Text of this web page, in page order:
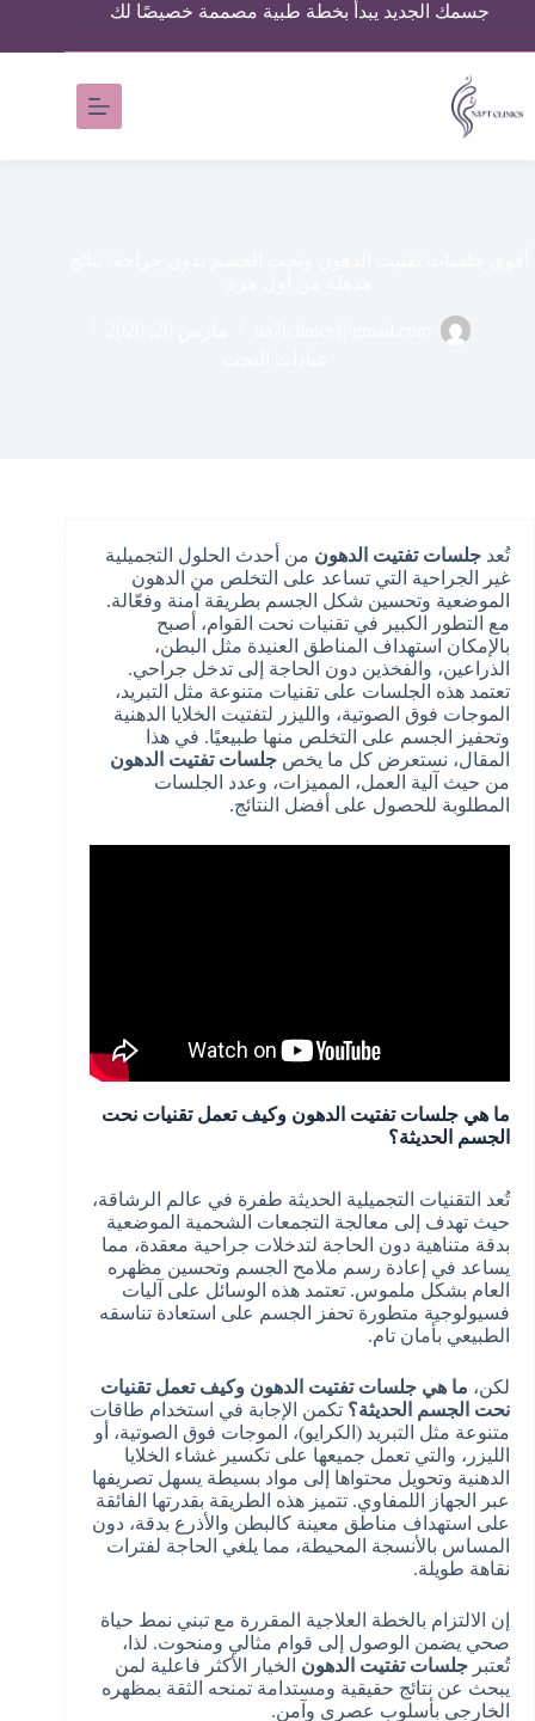
جسمك الجديد يبدأ بخطة طبية مصممة خصيصًا لك
تُعد جلسات تفتيت الدهون من أحدث الحلول التجميلية
غير الجراحية التي تساعد على التخلص من الدهون
الموضعية وتحسين شكل الجسم بطريقة آمنة وفعّالة.
مع التطور الكبير في تقنيات نحت القوام، أصبح
بالإمكان استهداف المناطق العنيدة مثل البطن،
الذراعين، والفخذين دون الحاجة إلى تدخل جراحي.
تعتمد هذه الجلسات على تقنيات متنوعة مثل التبريد،
الموجات فوق الصوتية، والليزر لتفتيت الخلايا الدهنية
وتحفيز الجسم على التخلص منها طبيعيًا. في هذا
المقال، نستعرض كل ما يخص جلسات تفتيت الدهون
من حيث آلية العمل، المميزات، وعدد الجلسات
المطلوبة للحصول على أفضل النتائج.
ما هي جلسات تفتيت الدهون وكيف تعمل تقنيات نحت
الجسم الحديثة؟
تُعد التقنيات التجميلية الحديثة طفرة في عالم الرشاقة،
حيث تهدف إلى معالجة التجمعات الشحمية الموضعية
بدقة متناهية دون الحاجة لتدخلات جراحية معقدة، مما
يساعد في إعادة رسم ملامح الجسم وتحسين مظهره
العام بشكل ملموس. تعتمد هذه الوسائل على آليات
فسيولوجية متطورة تحفز الجسم على استعادة تناسقه
الطبيعي بأمان تام.
لكن، ما هي جلسات تفتيت الدهون وكيف تعمل تقنيات
نحت الجسم الحديثة؟ تكمن الإجابة في استخدام طاقات
متنوعة مثل التبريد (الكرايو)، الموجات فوق الصوتية، أو
الليزر، والتي تعمل جميعها على تكسير غشاء الخلايا
الدهنية وتحويل محتواها إلى مواد بسيطة يسهل تصريفها
عبر الجهاز اللمفاوي. تتميز هذه الطريقة بقدرتها الفائقة
على استهداف مناطق معينة كالبطن والأذرع بدقة، دون
المساس بالأنسجة المحيطة، مما يلغي الحاجة لفترات
نقاهة طويلة.
إن الالتزام بالخطة العلاجية المقررة مع تبني نمط حياة
صحي يضمن الوصول إلى قوام مثالي ومنحوت. لذا،
تُعتبر جلسات تفتيت الدهون الخيار الأكثر فاعلية لمن
يبحث عن نتائج حقيقية ومستدامة تمنحه الثقة بمظهره
الخارجي بأسلوب عصري وآمن.